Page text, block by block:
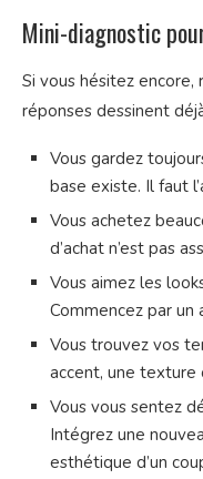
Mini-diagnostic
Si vous hésitez
réponses dessinent
Vous gardez
base existe. Il faut
Vous achetez
d’achat n’est pas
Vous aimez les
Commencez par un
Vous trouvez vos
accent, une texture
Vous vous sentez
Intégrez une
esthétique d’un